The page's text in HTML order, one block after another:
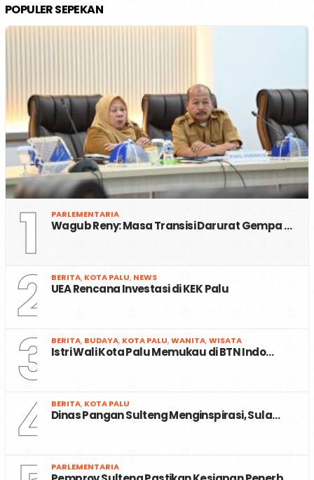
POPULER SEPEKAN
1 PARLEMENTARIA
Wagub Reny: Masa Transisi Darurat Gempa …
2 BERITA, KOTA PALU, NEWS
UEA Rencana Investasi di KEK Palu
3 BERITA, BUDAYA, KOTA PALU,WANITA,WISATA
Istri Wali Kota Palu Memukau di BTN Indo…
4 BERITA, KOTA PALU
Dinas Pangan Sulteng Menginspirasi, Sula…
PARLEMENTARIA